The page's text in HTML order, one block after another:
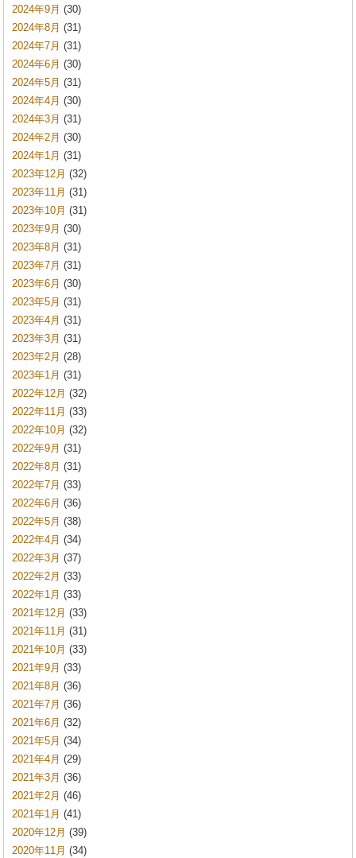
2024年9月 (30)
2024年8月 (31)
2024年7月 (31)
2024年6月 (30)
2024年5月 (31)
2024年4月 (30)
2024年3月 (31)
2024年2月 (30)
2024年1月 (31)
2023年12月 (32)
2023年11月 (31)
2023年10月 (31)
2023年9月 (30)
2023年8月 (31)
2023年7月 (31)
2023年6月 (30)
2023年5月 (31)
2023年4月 (31)
2023年3月 (31)
2023年2月 (28)
2023年1月 (31)
2022年12月 (32)
2022年11月 (33)
2022年10月 (32)
2022年9月 (31)
2022年8月 (31)
2022年7月 (33)
2022年6月 (36)
2022年5月 (38)
2022年4月 (34)
2022年3月 (37)
2022年2月 (33)
2022年1月 (33)
2021年12月 (33)
2021年11月 (31)
2021年10月 (33)
2021年9月 (33)
2021年8月 (36)
2021年7月 (36)
2021年6月 (32)
2021年5月 (34)
2021年4月 (29)
2021年3月 (36)
2021年2月 (46)
2021年1月 (41)
2020年12月 (39)
2020年11月 (34)